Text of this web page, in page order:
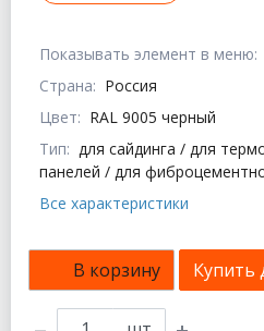
Показывать элемент в меню:
Страна: Россия
Цвет: RAL 9005 черный
Тип: для сайдинга / для
панелей / для
Все характеристики
В корзину Купить